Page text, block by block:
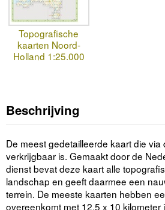
Topografische
kaarten Noord-
Holland 1:25.000
Beschrijving
De meest gedetailleerde kaart die
verkrijgbaar is. Gemaakt door de
dienst bevat deze kaart alle
landschap en geeft daarmee een
terrein. De meeste kaarten hebben
overeenkomt met 12,5 x 10 kilometer